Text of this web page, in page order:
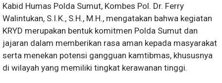
Kabid Humas Polda Sumut, Kombes Pol. Dr. Ferry
Walintukan, S.I.K., S.H., M.H., mengatakan bahwa kegiatan
KRYD merupakan bentuk komitmen Polda Sumut dan
jajaran dalam memberikan rasa aman kepada masyarakat
serta menekan potensi gangguan kamtibmas, khususnya
di wilayah yang memiliki tingkat kerawanan tinggi.